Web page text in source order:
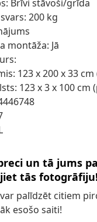
Brīvi stāvoši/grīda
200 kg
montāža: Jā
123 x 200 x 33
123 x 3 x 100 cm
un tā jums
tās fotogrāfiju!
palīdzēt citiem
esošo saiti!